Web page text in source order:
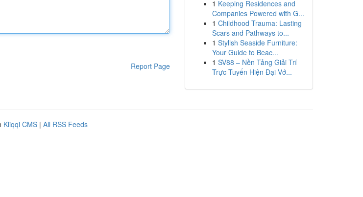
Report Page
1 Keeping Residences and
Companies Powered with G...
1 Childhood Trauma: Lasting
Scars and Pathways to...
1 Stylish Seaside Furniture:
Your Guide to Beac...
1 SV88 – Nền Tảng Giải Trí
Trực Tuyến Hiện Đại Vớ...
Kliqqi CMS | All RSS Feeds